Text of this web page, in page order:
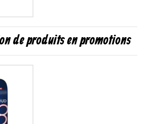
de produits en promotions